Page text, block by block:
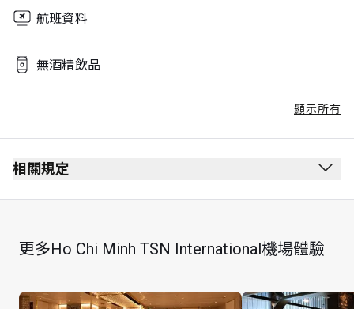
航班資料
無酒精飲品
顯示所有
相關規定
最長逗留時間：3 小時
更多Ho Chi Minh TSN International機場體驗